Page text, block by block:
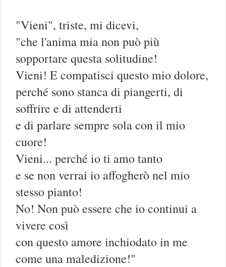
"Vieni", triste, mi dicevi,
"che l'anima mia non può più
sopportare questa solitudine!
Vieni! E compatisci questo mio dolore,
perché sono stanca di piangerti, di
soffrire e di attenderti
e di parlare sempre sola con il mio
cuore!
Vieni... perché io ti amo tanto
e se non verrai io affogherò nel mio
stesso pianto!
No! Non può essere che io continui a
vivere così
con questo amore inchiodato in me
come una maledizione!"